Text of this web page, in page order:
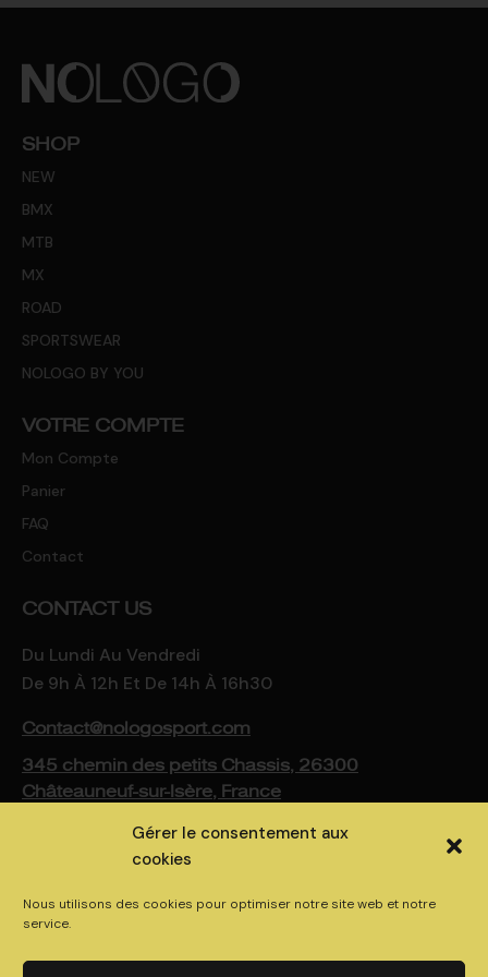
Gérer le consentement aux
cookies
Nous utilisons des cookies pour optimiser notre site web et notre
service.
SHOP
NEW
BMX
MTB
MX
ROAD
SPORTSWEAR
NOLOGO BY YOU
VOTRE COMPTE
Mon Compte
Panier
FAQ
Contact
CONTACT US
Du Lundi Au Vendredi
De 9h À 12h Et De 14h À 16h30
Contact@nologosport.com
345 chemin des petits Chassis, 26300
Châteauneuf-sur-Isère, France